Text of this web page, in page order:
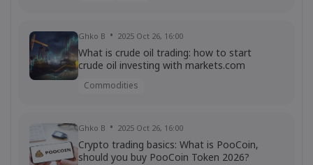
Ghko B 2025 Oct 26, 16:00
What is crude oil trading: how to start
crude oil investing with markets.com
Commodities
Ghko B 2025 Oct 26, 16:00
Crypto trading basics: What is PooCoin,
should you buy PooCoin Token 2026?